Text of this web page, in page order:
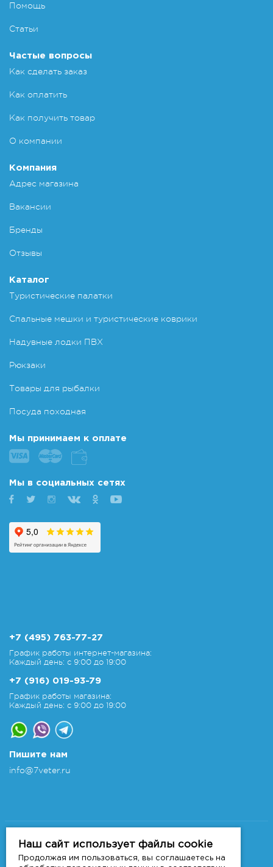
Помощь
Статьи
Частые вопросы
Как сделать заказ
Как оплатить
Как получить товар
О компании
Компания
Адрес магазина
Вакансии
Бренды
Отзывы
Каталог
Туристические палатки
Спальные мешки и туристические коврики
Надувные лодки ПВХ
Рюкзаки
Товары для рыбалки
Посуда походная
Мы принимаем к оплате
Мы в социальных сетях
+7 (495) 763-77-27
График работы интернет-магазина:
Каждый день: с 9:00 до 19:00
+7 (916) 019-93-79
График работы магазина:
Каждый день: с 9:00 до 19:00
Пишите нам
info@7veter.ru
Интернет-магазин "На Семи Ветрах". Все права
Наш сайт использует файлы cookie
Продолжая им пользоваться, вы соглашаетесь на